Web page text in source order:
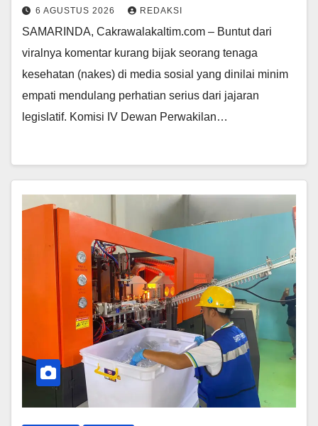
6 AGUSTUS 2026 REDAKSI
SAMARINDA, Cakrawalakaltim.com – Buntut dari
viralnya komentar kurang bijak seorang tenaga
kesehatan (nakes) di media sosial yang dinilai minim
empati mendulang perhatian serius dari jajaran
legislatif. Komisi IV Dewan Perwakilan…